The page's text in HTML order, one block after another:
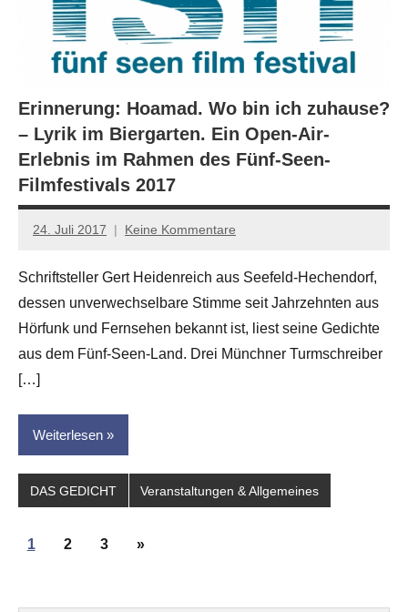
Erinnerung: Hoamad. Wo bin ich zuhause?
– Lyrik im Biergarten. Ein Open-Air-
Erlebnis im Rahmen des Fünf-Seen-
Filmfestivals 2017
24. Juli 2017
Anton
Leitner
Keine Kommentare
Schriftsteller Gert Heidenreich aus Seefeld-Hechendorf,
dessen unverwechselbare Stimme seit Jahrzehnten aus
Hörfunk und Fernsehen bekannt ist, liest seine Gedichte
aus dem Fünf-Seen-Land. Drei Münchner Turmschreiber
[…]
Weiterlesen
DAS GEDICHT Veranstaltungen & Allgemeines
Seitennummerierung
1 2 3
Nächste
»